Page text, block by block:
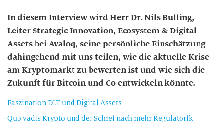
In diesem Interview wird Herr Dr. Nils Bulling,
Leiter Strategic Innovation, Ecosystem & Digital
Assets bei Avaloq, seine persönliche Einschätzung
dahingehend mit uns teilen, wie die aktuelle Krise
am Kryptomarkt zu bewerten ist und wie sich die
Zukunft für Bitcoin und Co entwickeln könnte.
Faszination DLT und Digital Assets
Quo vadis Krypto und der Schrei nach mehr Regulatorik